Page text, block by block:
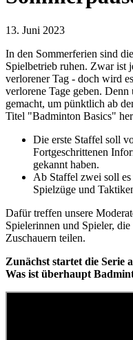
13. Juni 2023
In den Sommerferien sind
Spielbetrieb ruhen. Zwar ist
verlorener Tag - doch wird
verlorene Tage geben.
gemacht, um pünktlich ab
Titel "Badminton Basics"
Die erste Staffel soll
Fortgeschrittenen
gekannt haben.
Ab Staffel zwei soll
Spielzüge und
Dafür treffen unsere
Spielerinnen und Spieler,
Zuschauern teilen.
Zunächst startet die Serie
Was ist überhaupt